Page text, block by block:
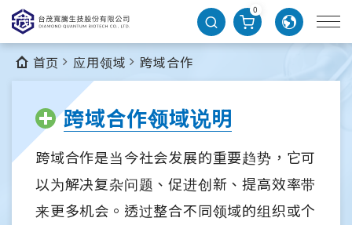
0
首页 应用领域 跨域合作
跨域合作领域说明
跨域合作是当今社会发展的重要趋势，它可
以为解决复杂问题、促进创新、提高效率带
来更多机会。透过整合不同领域的组织或个